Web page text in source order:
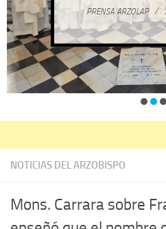
PRENSA ARZOLAP /
NOTICIAS DEL ARZOBISPO
Mons. Carrara sobre